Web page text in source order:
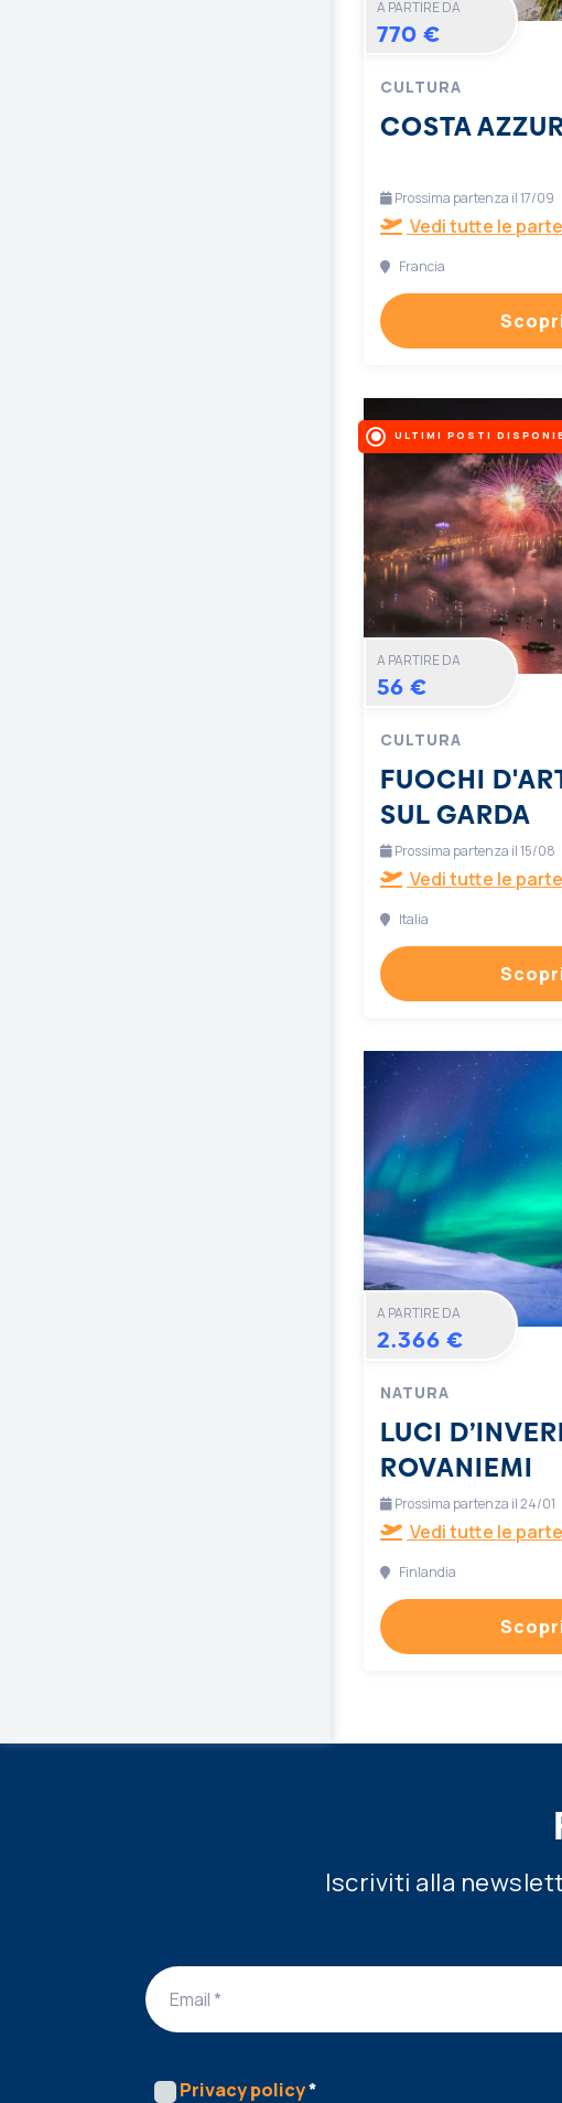
A PARTIRE DA
770 €
CULTURA
COSTA
Prossima partenza il 17/09
Vedi tutte le
Francia
ULTIMI POSTI
A PARTIRE DA
56 €
CULTURA
FUOCHI
SUL GARDA
Prossima partenza il 15/08
Vedi tutte le
Italia
A PARTIRE DA
2.366 €
NATURA
LUCI
ROVANIEMI
Prossima partenza il 24/01
Vedi tutte le
Finlandia
Iscriviti alla
Privacy policy*